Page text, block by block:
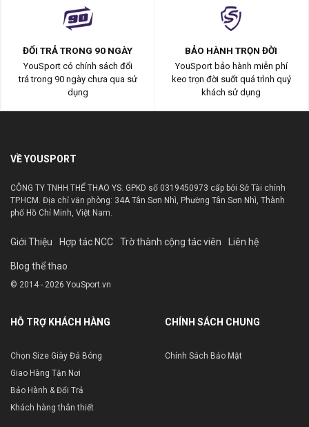
ĐỔI TRẢ TRONG 90 NGÀY
YouSport có chính sách đổi
trả trong 90 ngày chưa qua sử
dụng
BẢO HÀNH TRỌN ĐỜI
YouSport bảo hành miễn phí
keo trọn đời suốt quá trình quý
khách sử dụng
VỀ YOUSPORT
CÔNG TY TNHH THỂ THAO YS. GPKD số 0319450973 cấp bởi Sở Tài chính
TP.HCM. Địa chỉ văn phòng: 34A Tân Sơn Nhì, Phường Tân Sơn Nhì, Thành
phố Hồ Chí Minh, Việt Nam.
Giới Thiệu Hợp tác NCC Trờ thành cộng tác viên Liên hệ
Blog thể thao
© 2014 - 2026 YouSport.vn
HỖ TRỢ KHÁCH HÀNG
Chọn Size Giày Đá Bóng
Giao Hàng Tận Nơi
Bảo Hành & Đổi Trả
Khách hàng thân thiết
CHÍNH SÁCH CHUNG
Chính Sách Bảo Mật